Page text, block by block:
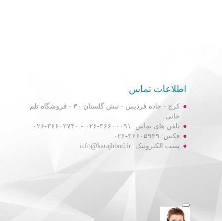
اطلاعات تماس
کرج - جاده فردیس - نبش گلستان ۳۰ - فروشگاه تلم
خانی
تلفن های تماس: ۳۶۶۰۰۰۹۱-۰۲۶ - ۳۶۶۰۲۷۴۰-۰۲۶
فکس: ۳۶۶۰۵۹۴۹-۰۲۶
پست الکترونیک: info@karajhood.ir